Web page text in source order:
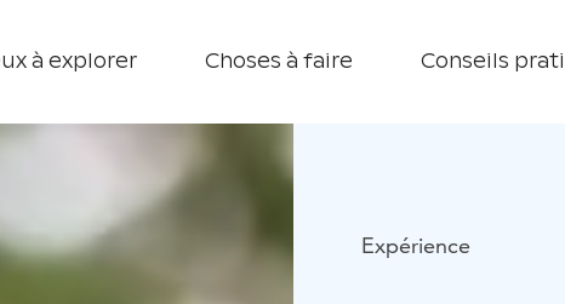
à explorer Choses à faire Conseils
Expérience